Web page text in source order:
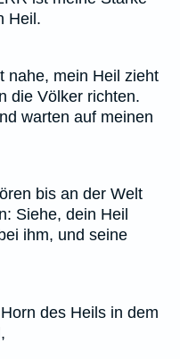
Heil.
nahe, mein Heil zieht
die Völker richten.
warten auf meinen
bis an der Welt
Siehe, dein Heil
ihm, und seine
des Heils in dem